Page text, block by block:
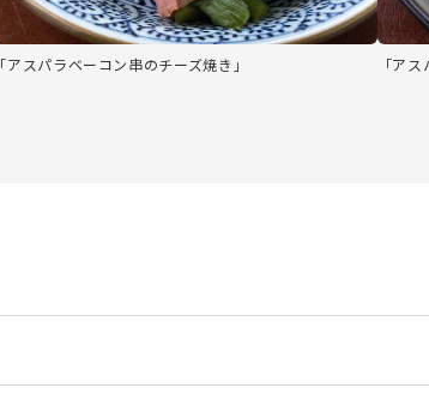
「アスパラベーコン串のチーズ焼き」 「ア